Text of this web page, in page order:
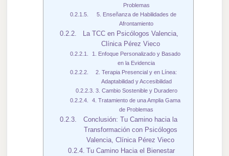
Problemas
5. Enseñanza de Habilidades de
Afrontamiento
La TCC en Psicólogos Valencia,
Clínica Pérez Vieco
1. Enfoque Personalizado y Basado
en la Evidencia
2. Terapia Presencial y en Línea:
Adaptabilidad y Accesibilidad
3. Cambio Sostenible y Duradero
4. Tratamiento de una Amplia Gama
de Problemas
Conclusión: Tu Camino hacia la
Transformación con Psicólogos
Valencia, Clínica Pérez Vieco
Tu Camino Hacia el Bienestar